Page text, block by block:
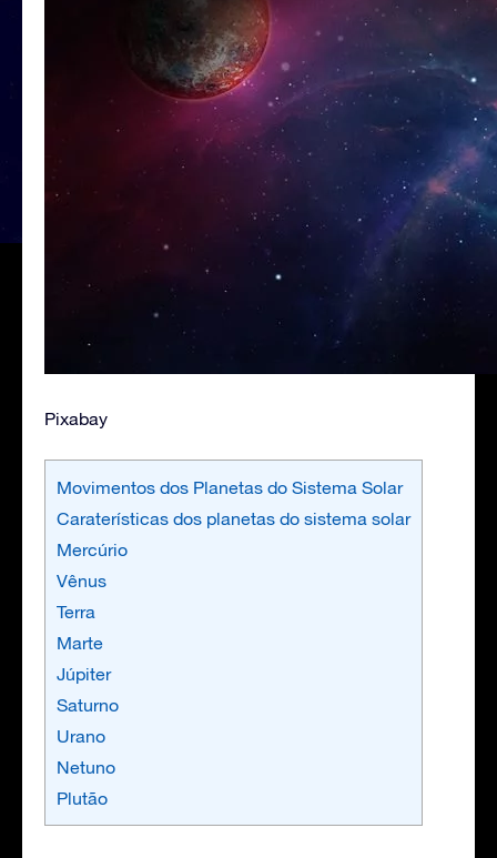
Pixabay
Movimentos dos Planetas do Sistema Solar
Caraterísticas dos planetas do sistema solar
Mercúrio
Vênus
Terra
Marte
Júpiter
Saturno
Urano
Netuno
Plutão